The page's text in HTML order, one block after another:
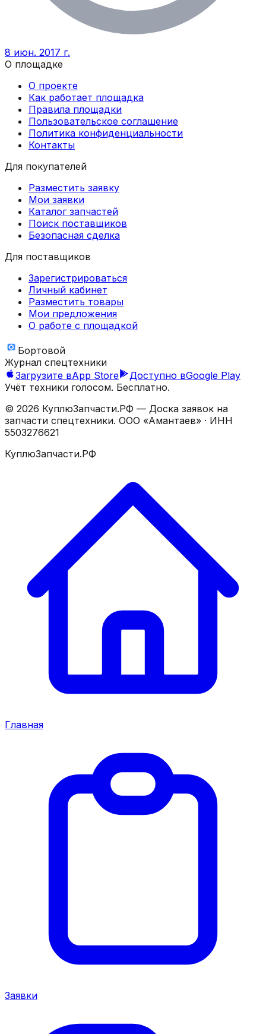
8 июн. 2017 г.
О площадке
О проекте
Как работает площадка
Правила площадки
Пользовательское соглашение
Политика конфиденциальности
Контакты
Для покупателей
Разместить заявку
Мои заявки
Каталог запчастей
Поиск поставщиков
Безопасная сделка
Для поставщиков
Зарегистрироваться
Личный кабинет
Разместить товары
Мои предложения
О работе с площадкой
Бортовой
Журнал спецтехники
Загрузите вApp Store Доступно вGoogle Play
Учёт техники голосом. Бесплатно.
© 2026 КуплюЗапчасти.РФ — Доска заявок на
запчасти спецтехники. ООО «Амантаев» · ИНН
5503276621
КуплюЗапчасти.РФ
Главная
Заявки